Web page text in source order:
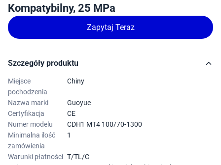
Kompatybilny, 25 MPa
Zapytaj Teraz
Szczegóły produktu
Miejsce
pochodzenia
Chiny
Nazwa marki
Guoyue
Certyfikacja
CE
Numer modelu
CDH1 MT4 100/70-1300
Minimalna ilość
zamówienia
1
Warunki płatności T/TL/C